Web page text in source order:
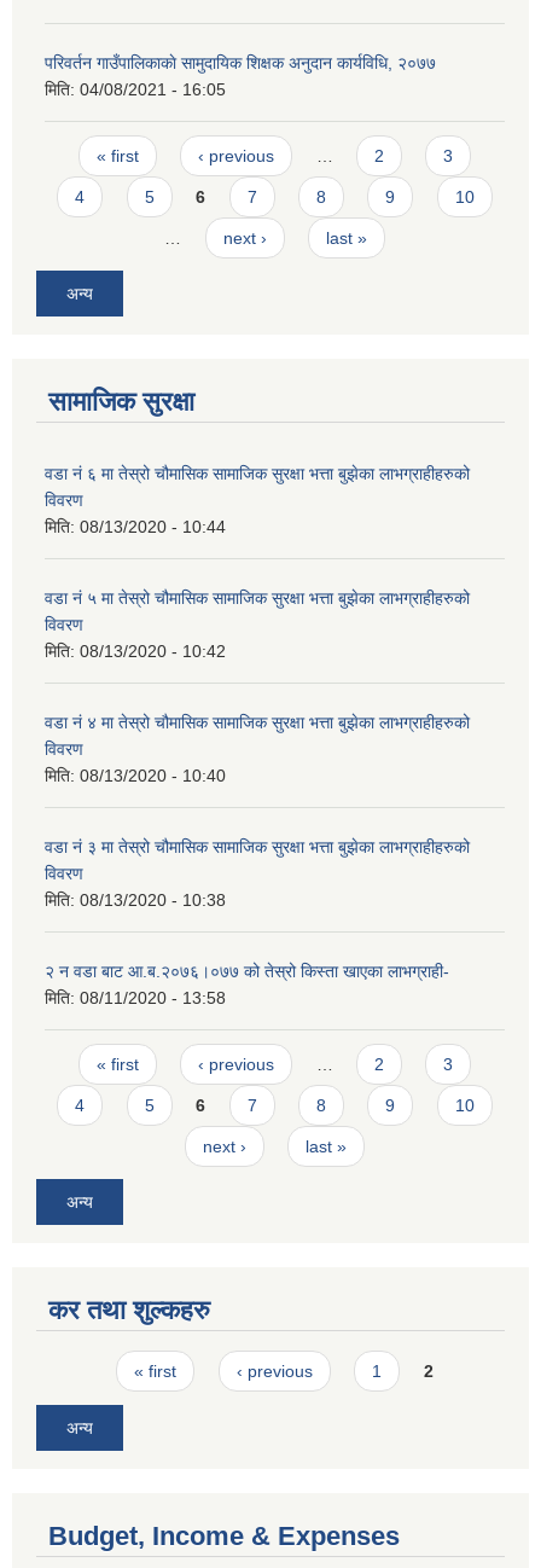
परिवर्तन गाउँपालिकाकाे सामुदायिक शिक्षक अनुदान कार्यविधि, २०७७
मिति: 04/08/2021 - 16:05
Pages
« first ‹ previous 2 3
4 5 6 7 8 9 10
next › last »
अन्य
सामाजिक सुरक्षा
वडा नं ६ मा तेस्रो चौमासिक सामाजिक सुरक्षा भत्ता बुझेका लाभग्राहीहरुको
विवरण
मिति: 08/13/2020 - 10:44
वडा नं ५ मा तेस्रो चौमासिक सामाजिक सुरक्षा भत्ता बुझेका लाभग्राहीहरुको
विवरण
मिति: 08/13/2020 - 10:42
वडा नं ४ मा तेस्रो चौमासिक सामाजिक सुरक्षा भत्ता बुझेका लाभग्राहीहरुको
विवरण
मिति: 08/13/2020 - 10:40
वडा नं ३ मा तेस्रो चौमासिक सामाजिक सुरक्षा भत्ता बुझेका लाभग्राहीहरुको
विवरण
मिति: 08/13/2020 - 10:38
२ न‌ वडा बाट आ.ब.२०७६।०७७ को तेस्रो किस्ता खाएका लाभग्राही-
मिति: 08/11/2020 - 13:58
Pages
« first ‹ previous 2 3
4 5 6 7 8 9 10
next › last »
अन्य
कर तथा शुल्कहरु
Pages« first ‹ previous 1 2
अन्य
Budget, Income & Expenses